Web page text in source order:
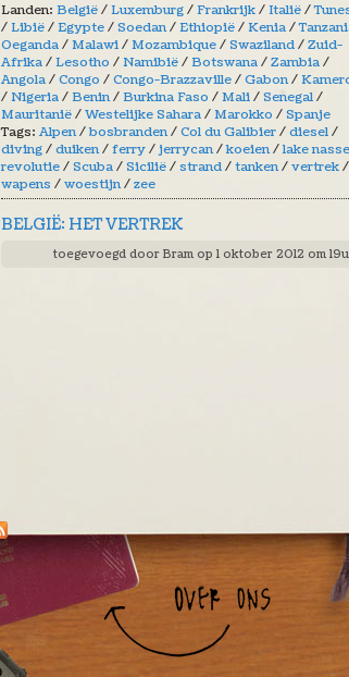
Landen: België/Luxemburg/Frankrijk/Italië/
/Libië/Egypte/Soedan/Ethiopië/Kenia/
Oeganda/Malawi/Mozambique/Swaziland/Zuid-
Afrika/Lesotho /Namibië/Botswana/Zambia/
Angola/Congo /Congo-Brazzaville/Gabon/
/Nigeria/Benin/Burkina Faso /Mali/Senegal/
Mauritanië/Westelijke Sahara/Marokko /Spanje
Tags: Alpen/bosbranden/Col du Galibier/diesel/
diving/duiken/ferry/jerrycan/koeien/lake
revolutie/Scuba/Sicilië/strand/tanken/vertrek/
wapens /woestijn/zee
BELGIË: HET VERTREK
toegevoegd door Bram op 1 oktober 2012 om